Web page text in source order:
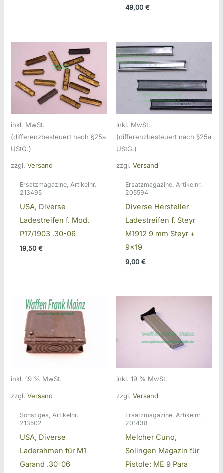
49,00 €
inkl. MwSt.
(differenzbesteuert nach §25a
UStG.)
zzgl.Versand
Ersatzmagazine, Artikelnr.
213495
USA, Diverse
Ladestreifen f. Mod.
P17/1903 .30-06
19,50 €
inkl. MwSt.
(differenzbesteuert nach §25a
UStG.)
zzgl. Versand
Ersatzmagazine, Artikelnr.
205594
Diverse Hersteller
Ladestreifen f. Steyr
M1912 9 mm Steyr +
9×19
9,00 €
inkl. 19 % MwSt.
zzgl.Versand
Sonstiges, Artikelnr.
213502
USA, Diverse
Laderahmen für M1
Garand .30-06
inkl. 19 % MwSt.
zzgl. Versand
Ersatzmagazine, Artikelnr.
201438
Melcher Cuno,
Solingen Magazin für
Pistole: ME 9 Para